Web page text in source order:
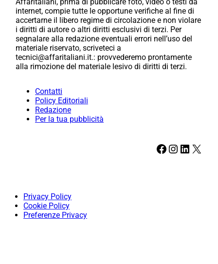
internet, compie tutte le opportune verifiche al fine di
accertarne il libero regime di circolazione e non violare
i diritti di autore o altri diritti esclusivi di terzi. Per
segnalare alla redazione eventuali errori nell’uso del
materiale riservato, scriveteci a
tecnici@affaritaliani.it.: provvederemo prontamente
alla rimozione del materiale lesivo di diritti di terzi.
Contatti
Policy Editoriali
Redazione
Per la tua pubblicità
Facebook Instagram LinkedIn X
Privacy Policy
Cookie Policy
Preferenze Privacy